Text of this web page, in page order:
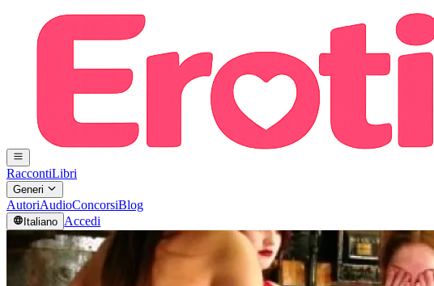
RaccontiLibri
Generi
AutoriAudioConcorsiBlog
Italiano Accedi